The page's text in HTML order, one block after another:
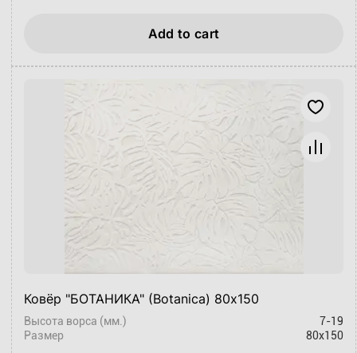
Add to cart
Ковёр "БОТАНИКА" (Botanica) 80х150
Высота ворса (мм.)
7-19
Размер
80x150